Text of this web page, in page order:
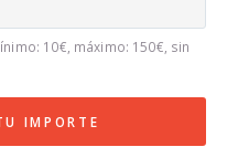
10€, máximo: 150€, sin
IMPORTE